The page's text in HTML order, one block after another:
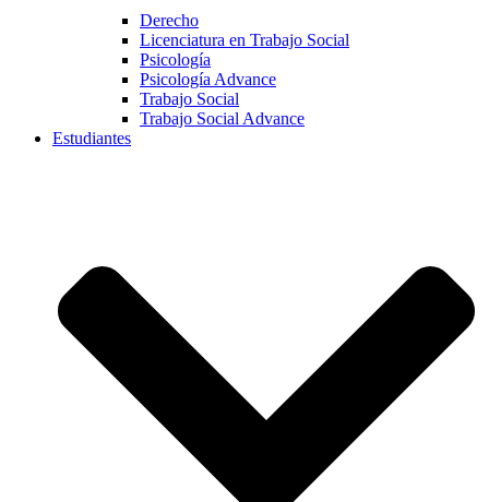
Derecho
Licenciatura en Trabajo Social
Psicología
Psicología Advance
Trabajo Social
Trabajo Social Advance
Estudiantes